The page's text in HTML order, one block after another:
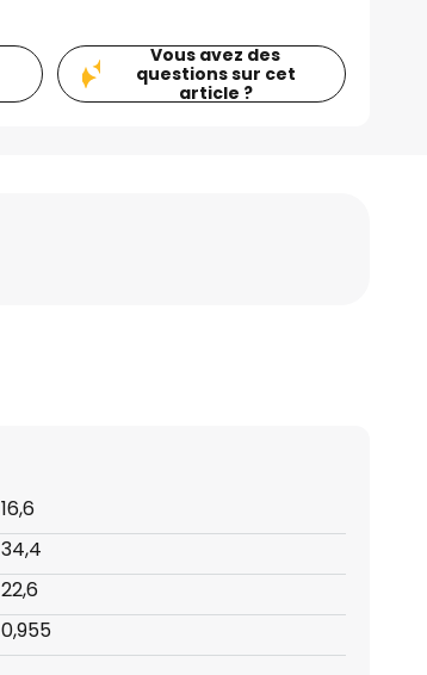
Vous avez des
questions sur cet
article ?
16,6
34,4
22,6
0,955